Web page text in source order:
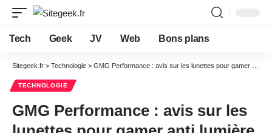
Tech Geek JV Web Bons plans
Sitegeek.fr > Technologie > GMG Performance : avis sur les lunettes pour gamer anti lumière bleue
TECHNOLOGIE
GMG Performance : avis sur les